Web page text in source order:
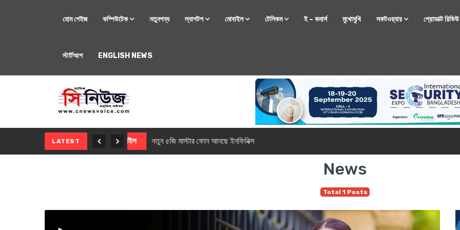
হোম পেইজ কম্পিউটেক নতুনপন্য ল্যাপটপ মোবাইল টেলিকম ই – কমার্স মুখোমুখি সফটওয়্যার প্রোডাক্ট রিভিউ
স্টার্টআপ ENGLISH NEWS
LATEST মোবাইল নতুন সি-সিরিজ স্মার্টফোন নিয়ে আসছে রিয়েলমি
News
Total 1 Posts